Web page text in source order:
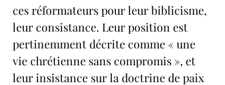
ces réformateurs pour leur biblicisme,
leur consistance. Leur position est
pertinemment décrite comme « une
vie chrétienne sans compromis », et
leur insistance sur la doctrine de paix